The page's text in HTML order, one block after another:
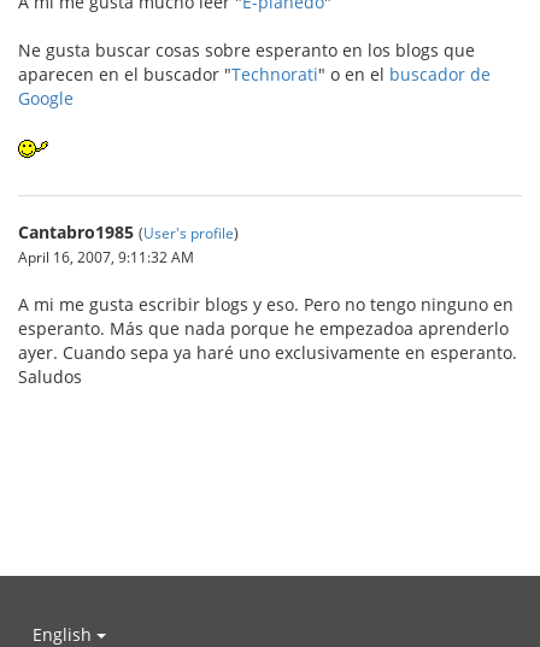
Ne gusta buscar cosas sobre esperanto en los blogs que
aparecen en el buscador "Technorati" o en el buscador de
Google
Cantabro1985 (User's profile)
April 16, 2007, 9:11:32 AM
A mi me gusta escribir blogs y eso. Pero no tengo ninguno en
esperanto. Más que nada porque he empezadoa aprenderlo
ayer. Cuando sepa ya haré uno exclusivamente en esperanto.
Saludos
English